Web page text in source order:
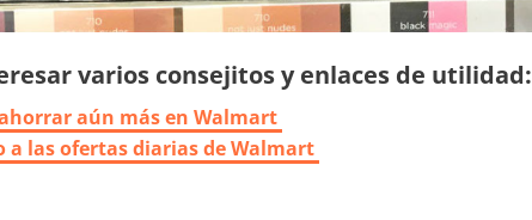
varios consejitos y enlaces de utilidad:
aún más en Walmart
a las ofertas diarias de Walmart